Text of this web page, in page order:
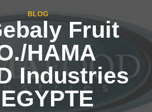
BLOG
Fruit
HAMA
Industries